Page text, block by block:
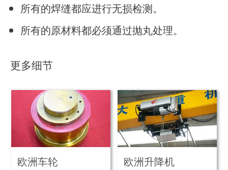
所有的焊缝都应进行无损检测。
所有的原材料都必须通过抛丸处理。
更多细节
欧洲车轮 欧洲升降机